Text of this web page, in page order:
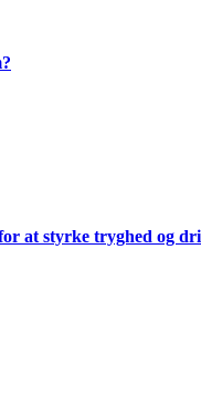
at styrke tryghed og